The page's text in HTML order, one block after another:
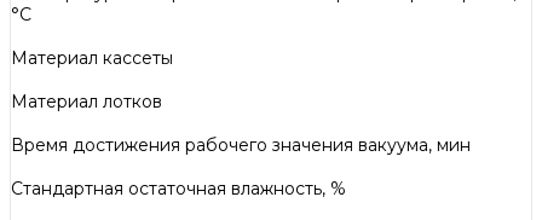
°C
Материал кассеты
Материал лотков
Время достижения рабочего значения вакуума, мин
Стандартная остаточная влажность, %